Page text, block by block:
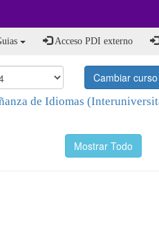
Acceso PDI externo
Cambiar curso
de Idiomas
Mostrar Todo